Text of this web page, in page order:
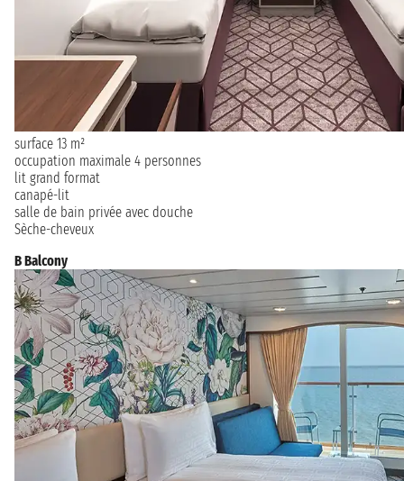
surface 13 m²
occupation maximale 4 personnes
lit grand format
canapé-lit
salle de bain privée avec douche
Sèche-cheveux
B Balcony